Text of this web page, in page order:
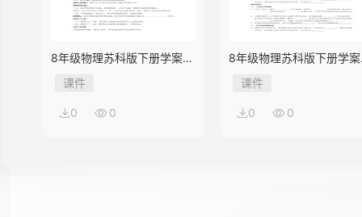
8年级物理苏科版下册学案
《10.1 压强》
课件
0 0
8年级物理苏科版下册学案
《9.3 力与运动的关系》
课件
0 0